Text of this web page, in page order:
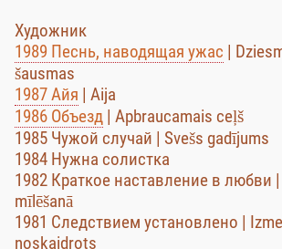
Художник
1989 Песнь, наводящая ужас |
šausmas
1987 Айя | Aija
1986 Объезд | Apbraucamais ceļš
1985 Чужой случай | Svešs gadījums
1984 Нужна солистка
1982 Краткое наставление в любви
mīlēšanā
1981 Следствием установлено |
noskaidrots